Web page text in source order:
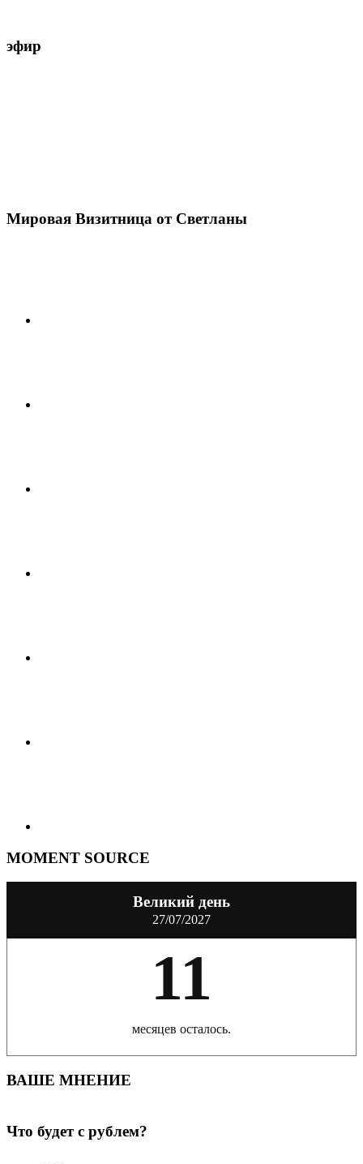
эфир
Мировая Визитница от Светланы
MOMENT SOURCE
Великий день
27/07/2027
11
месяцев осталось.
ВАШЕ МНЕНИЕ
Что будет с рублем?